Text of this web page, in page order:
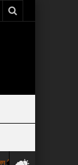
का छात्र आंदोलन 8 प्…